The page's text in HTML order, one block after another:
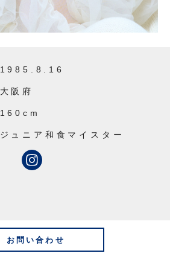
1985.8.16
大阪府
160cm
ジュニア和食マイスター
お問い合わせ